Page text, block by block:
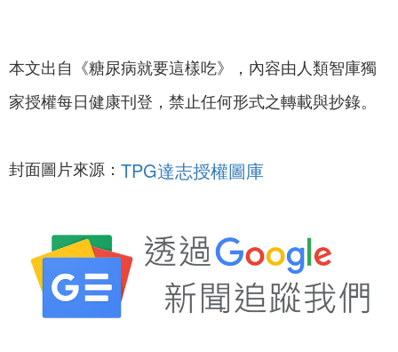
本文出自《糖尿病就要這樣吃》，內容由人類智庫獨
家授權每日健康刊登，禁止任何形式之轉載與抄錄。
封面圖片來源： TPG達志授權圖庫